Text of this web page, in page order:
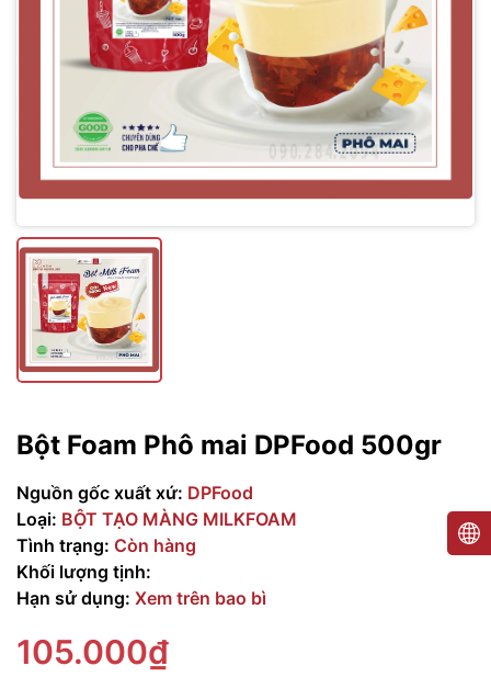
Bột Foam Phô mai DPFood 500gr
Nguồn gốc xuất xứ: DPFood
Loại: BỘT TẠO MÀNG MILKFOAM
Tình trạng: Còn hàng
Khối lượng tịnh:
Hạn sử dụng: Xem trên bao bì
105.000₫